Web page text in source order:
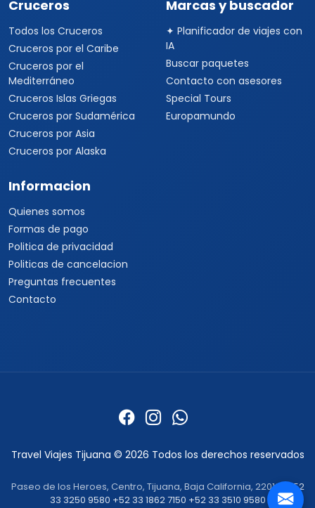
Cruceros
Todos los Cruceros
Cruceros por el Caribe
Cruceros por el
Mediterráneo
Cruceros Islas Griegas
Cruceros por Sudamérica
Cruceros por Asia
Cruceros por Alaska
Marcas y buscador
✦ Planificador de viajes con
IA
Buscar paquetes
Contacto con asesores
Special Tours
Europamundo
Informacion
Quienes somos
Formas de pago
Politica de privacidad
Politicas de cancelacion
Preguntas frecuentes
Contacto
Travel Viajes Tijuana © 2026 Todos los derechos reservados
Paseo de los Heroes, Centro, Tijuana, Baja California, 22010 · +52
33 3250 9580 +52 33 1862 7150 +52 33 3510 9580